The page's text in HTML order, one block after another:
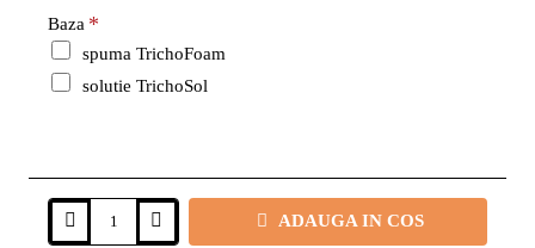
Baza
spuma TrichoFoam
solutie TrichoSol
ADAUGA IN COS